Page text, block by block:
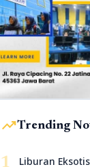
trending_upTrending
1
Liburan